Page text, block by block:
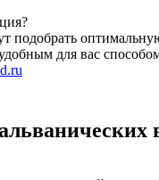
подобрать
для вас